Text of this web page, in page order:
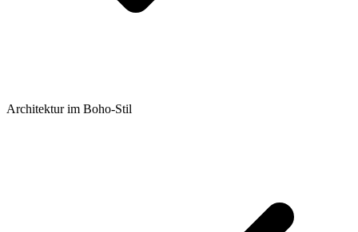
Architektur im Boho-Stil